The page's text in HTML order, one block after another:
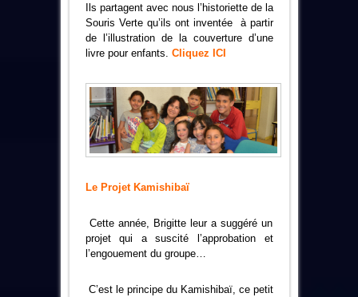
Ils partagent avec nous l’historiette de la
Souris Verte qu’ils ont inventée à partir
de l’illustration de la couverture d’une
livre pour enfants. Cliquez ICI
Le Projet Kamishibaï
Cette année, Brigitte leur a suggéré un
projet qui a suscité l’approbation et
l’engouement du groupe…
C’est le principe du Kamishibaï, ce petit